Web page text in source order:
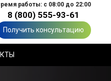
работы: с 08:00 до 22:00
8 (800) 555-93-61
Получить консультацию